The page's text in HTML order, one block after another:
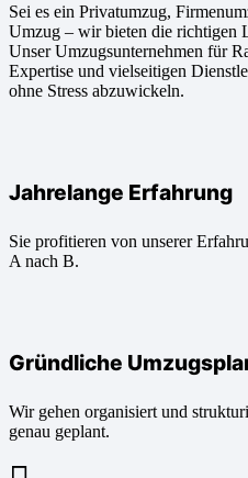
Sei es ein Privatumzug,
Umzug – wir bieten die richtigen
Unser Umzugsunternehmen für
Expertise und vielseitigen
ohne Stress abzuwickeln.
Jahrelange Erfahrung
Sie profitieren von unserer
A nach B.
Gründliche
Wir gehen organisiert und
genau geplant.